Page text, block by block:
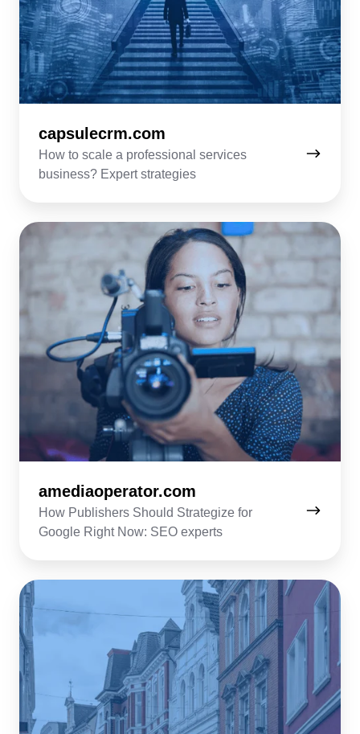
capsulecrm.com
How to scale a professional services
business? Expert strategies
amediaoperator.com
How Publishers Should Strategize for
Google Right Now: SEO experts
amediaoperator.com
oldenburger-
onlinezeitung.de